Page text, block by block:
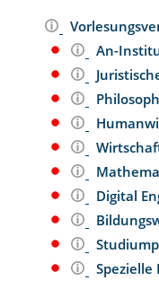
An-
Digital